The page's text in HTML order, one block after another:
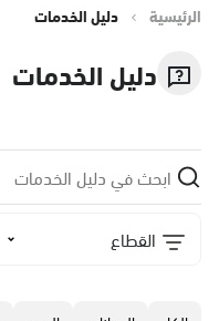
الرئيسية دليل الخدمات
دليل الخدمات
القطاع